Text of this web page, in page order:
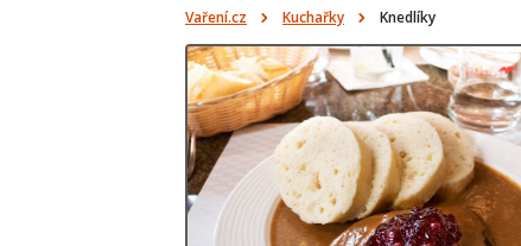
Vaření.cz Kuchařky Knedlíky